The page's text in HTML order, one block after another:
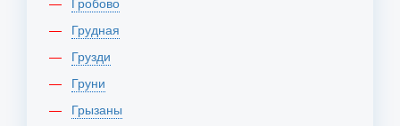
Грудная
Грузди
Груни
Грызаны